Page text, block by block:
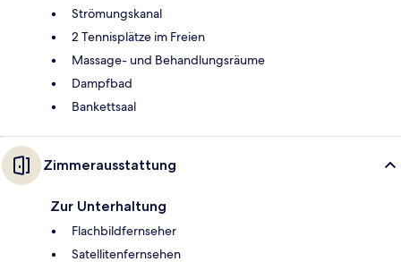
Strömungskanal
2 Tennisplätze im Freien
Massage- und Behandlungsräume
Dampfbad
Bankettsaal
Zimmerausstattung
Zur Unterhaltung
Flachbildfernseher
Satellitenfernsehen